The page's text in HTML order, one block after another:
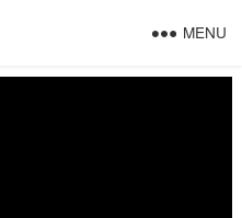
MENU